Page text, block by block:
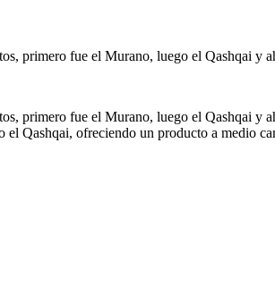
primero fue el Murano, luego el Qashqai y
primero fue el Murano, luego el Qashqai y
Qashqai, ofreciendo un producto a medio